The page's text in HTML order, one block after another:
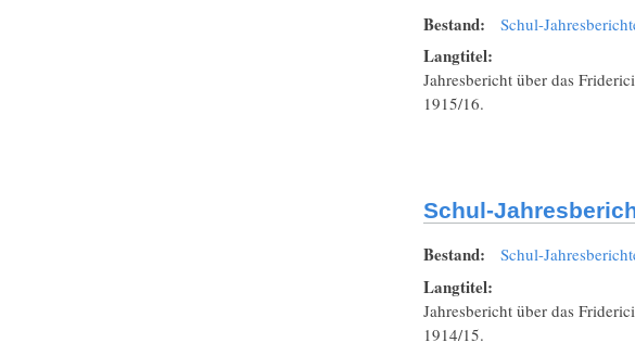
Bestand: Schul-
Langtitel:
Jahresbericht über das
1915/16.
Schul-
Bestand: Schul-
Langtitel:
Jahresbericht über das
1914/15.